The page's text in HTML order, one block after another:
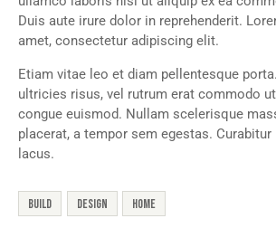
Duis aute irure dolor in reprehenderit.
amet, consectetur adipiscing elit.
Etiam vitae leo et diam pellentesque
ultricies risus, vel rutrum erat commodo
congue euismod. Nullam scelerisque
placerat, a tempor sem egestas.
lacus.
build design home